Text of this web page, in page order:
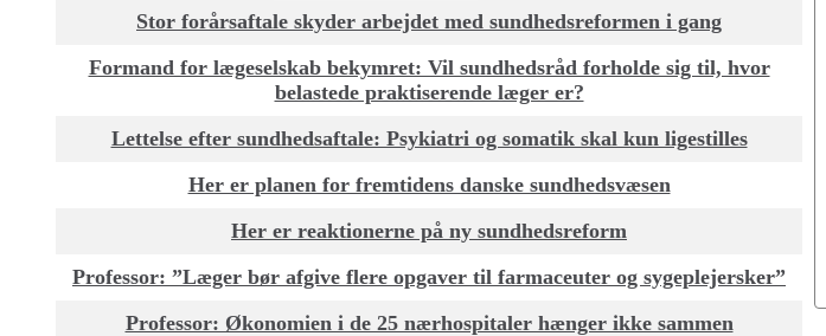
Stor forårsaftale skyder arbejdet med sundhedsreformen i gang
Formand for lægeselskab bekymret: Vil sundhedsråd forholde sig til, hvor
belastede praktiserende læger er?
Lettelse efter sundhedsaftale: Psykiatri og somatik skal kun ligestilles
Her er planen for fremtidens danske sundhedsvæsen
Her er reaktionerne på ny sundhedsreform
Professor: ”Læger bør afgive flere opgaver til farmaceuter og sygeplejersker”
Professor: Økonomien i de 25 nærhospitaler hænger ikke sammen